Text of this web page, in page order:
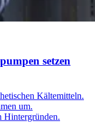
setzen
Kältemitteln.
um.
Hintergründen.